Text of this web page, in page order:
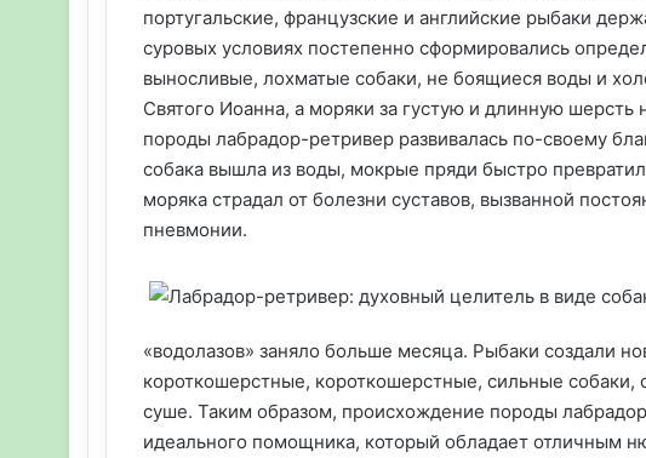
португальские, французские и английские рыбаки
суровых условиях постепенно сформировались
выносливые, лохматые собаки, не боящиеся воды и
Святого Иоанна, а моряки за густую и длинную
породы лабрадор-ретривер развивалась по-своему
собака вышла из воды, мокрые пряди быстро
моряка страдал от болезни суставов, вызванной
пневмонии.
«водолазов» заняло больше месяца. Рыбаки создали
короткошерстные, короткошерстные, сильные собаки,
суше. Таким образом, происхождение породы
идеального помощника, который обладает отличным